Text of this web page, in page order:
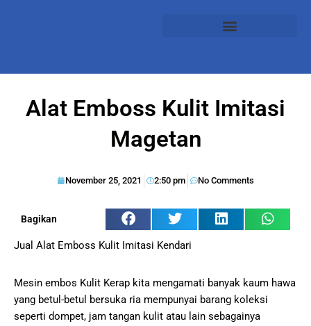
Alat Emboss Kulit Imitasi
Magetan
November 25, 2021 2:50 pm No Comments
Bagikan
Jual Alat Emboss Kulit Imitasi Kendari
Mesin embos Kulit Kerap kita mengamati banyak kaum hawa
yang betul-betul bersuka ria mempunyai barang koleksi
seperti dompet, jam tangan kulit atau lain sebagainya